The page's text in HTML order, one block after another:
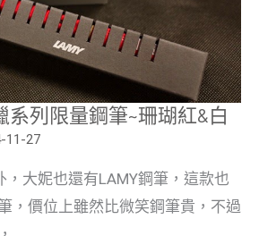
系列限量鋼筆~珊瑚紅&白
11-27
，大妮也還有LAMY鋼筆，這款也
，價位上雖然比微笑鋼筆貴，不過